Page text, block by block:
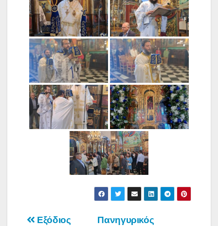
Πανηγυρικός
Εξόδιος